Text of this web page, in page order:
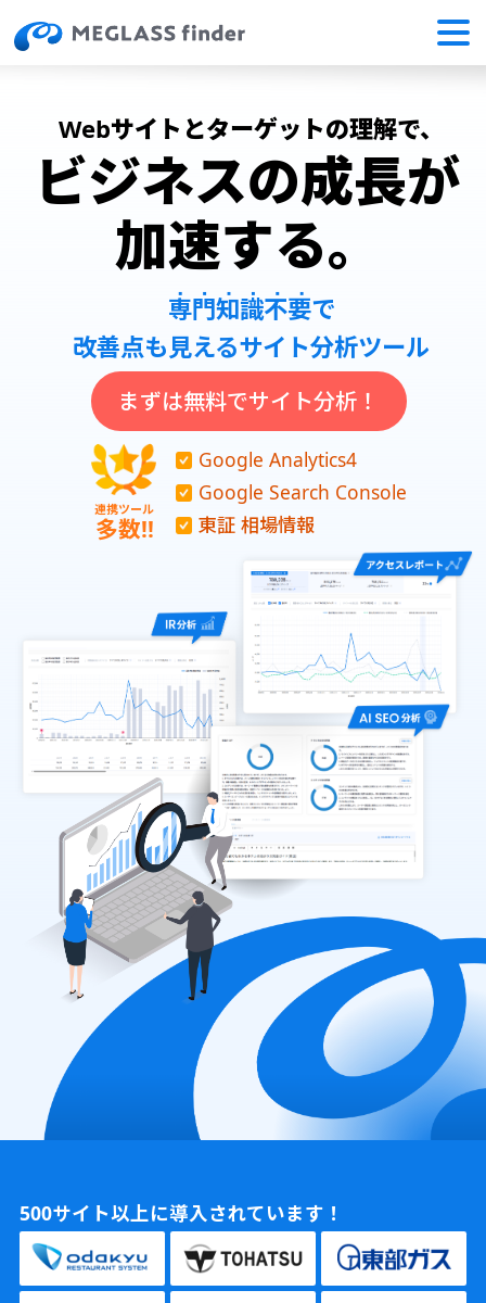
Webサイトとターゲットの理解で、
ビジネスの成長が
加速する。
専門知識不要で
改善点も見えるサイト分析ツール
まずは無料でサイト分析！
連携ツール
多数!!
Google Analytics4
Google Search Console
東証 相場情報
500サイト以上に導入されています！